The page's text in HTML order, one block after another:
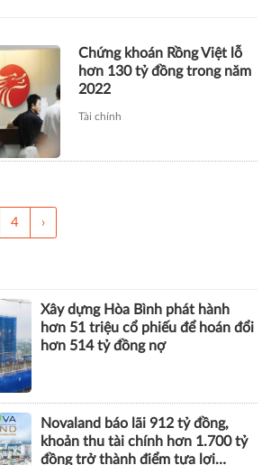
Chứng khoán Rồng Việt lỗ
hơn 130 tỷ đồng trong năm
2022
Tài chính
4 ›
Xây dựng Hòa Bình phát hành
hơn 51 triệu cổ phiếu để hoán đổi
hơn 514 tỷ đồng nợ
Novaland báo lãi 912 tỷ đồng,
khoản thu tài chính hơn 1.700 tỷ
đồng trở thành điểm tựa lợi